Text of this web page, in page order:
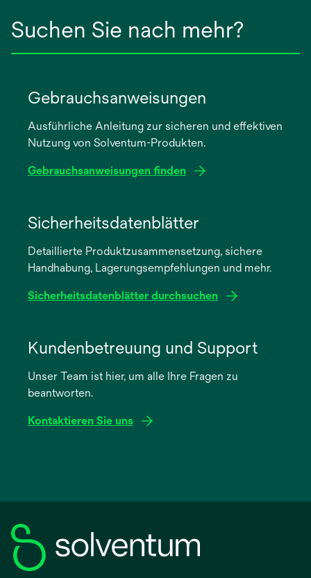
Suchen Sie nach mehr?
Gebrauchsanweisungen
Ausführliche Anleitung zur sicheren und effektiven
Nutzung von Solventum-Produkten.
Gebrauchsanweisungen finden
neuen
Registerkarte
Sicherheitsdatenblätter
Detaillierte Produktzusammensetzung, sichere
Handhabung, Lagerungsempfehlungen und mehr.
Sicherheitsdatenblätter durchsuchen
neuen
Registerkarte
Kundenbetreuung und Support
Unser Team ist hier, um alle Ihre Fragen zu
beantworten.
Kontaktieren Sie uns